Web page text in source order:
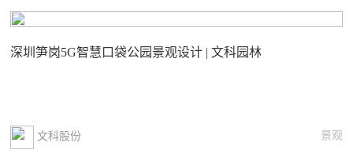
深圳笋岗5G智慧口袋公园景观设计 | 文科园林
文科股份 景观